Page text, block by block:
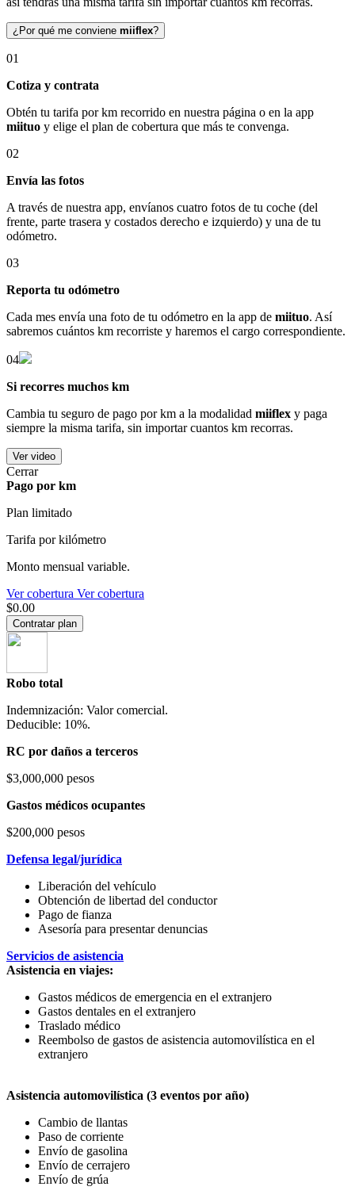
¿Por qué me conviene miiflex?
01
Cotiza y contrata
Obtén tu tarifa por km recorrido en nuestra página o en la app
miituo y elige el plan de cobertura que más te convenga.
02
Envía las fotos
A través de nuestra app, envíanos cuatro fotos de tu coche (del
frente, parte trasera y costados derecho e izquierdo) y una de tu
odómetro.
03
Reporta tu odómetro
Cada mes envía una foto de tu odómetro en la app de miituo. Así
sabremos cuántos km recorriste y haremos el cargo correspondiente.
04
Si recorres muchos km
Cambia tu seguro de pago por km a la modalidad miiflex y paga
siempre la misma tarifa, sin importar cuantos km recorras.
Ver video
Cerrar
Pago por km
Plan limitado
Tarifa por kilómetro
Monto mensual variable.
Ver cobertura Ver cobertura
$0.00
Contratar plan
Robo total
Indemnización: Valor comercial.
Deducible: 10%.
RC por daños a terceros
$3,000,000 pesos
Gastos médicos ocupantes
$200,000 pesos
Defensa legal/jurídica
Liberación del vehículo
Obtención de libertad del conductor
Pago de fianza
Asesoría para presentar denuncias
Servicios de asistencia
Asistencia en viajes:
Gastos médicos de emergencia en el extranjero
Gastos dentales en el extranjero
Traslado médico
Reembolso de gastos de asistencia automovilística en el
extranjero
Asistencia automovilística (3 eventos por año)
Cambio de llantas
Paso de corriente
Envío de gasolina
Envío de cerrajero
Envío de grúa